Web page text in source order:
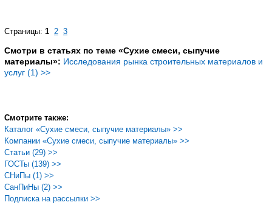
Страницы: 1 2 3
Смотри в статьях по теме «Сухие смеси, сыпучие
материалы»: Исследования рынка строительных материалов и
услуг (1) >>
Смотрите также:
Каталог «Сухие смеси, сыпучие материалы» >>
Компании «Сухие смеси, сыпучие материалы» >>
Статьи (29) >>
ГОСТы (139) >>
СНиПы (1) >>
СанПиНы (2) >>
Подписка на рассылки >>